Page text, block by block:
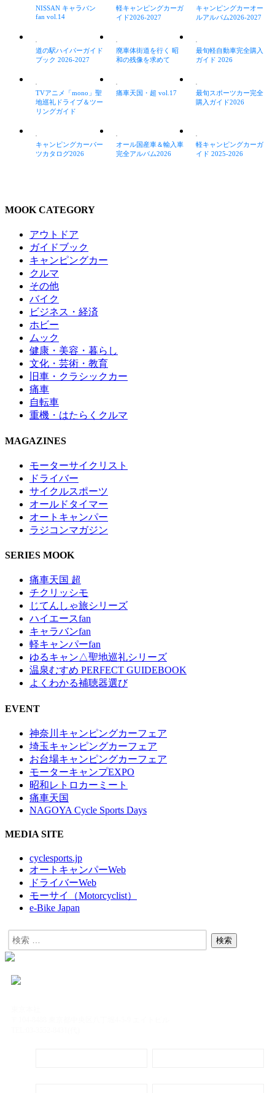
NISSAN キャラバン
fan vol.14
軽キャンピングカーガ
イド2026-2027
キャンピングカーオー
ルアルバム2026-2027
道の駅ハイパーガイド
ブック 2026-2027
廃車体街道を行く 昭
和の残像を求めて
最旬軽自動車完全購入
ガイド 2026
TVアニメ「mono」聖
地巡礼ドライブ＆ツー
リングガイド
痛車天国・超 vol.17
最旬スポーツカー完全
購入ガイド2026
キャンピングカーパー
ツカタログ2026
オール国産車＆輸入車
完全アルバム2026
軽キャンピングカーガ
イド 2025-2026
MOOK CATEGORY
アウトドア
ガイドブック
キャンピングカー
クルマ
その他
バイク
ビジネス・経済
ホビー
ムック
健康・美容・暮らし
文化・芸術・教育
旧車・クラシックカー
痛車
自転車
重機・はたらくクルマ
MAGAZINES
モーターサイクリスト
ドライバー
サイクルスポーツ
オールドタイマー
オートキャンパー
ラジコンマガジン
SERIES MOOK
痛車天国 超
チクリッシモ
じてんしゃ旅シリーズ
ハイエースfan
キャラバンfan
軽キャンパーfan
ゆるキャン△聖地巡礼シリーズ
温泉むすめ PERFECT GUIDEBOOK
よくわかる補聴器選び
EVENT
神奈川キャンピングカーフェア
埼玉キャンピングカーフェア
お台場キャンピングカーフェア
モーターキャンプEXPO
昭和レトロカーミート
痛車天国
NAGOYA Cycle Sports Days
MEDIA SITE
cyclesports.jp
オートキャンパーWeb
ドライバーWeb
モーサイ（Motorcyclist）
e-Bike Japan